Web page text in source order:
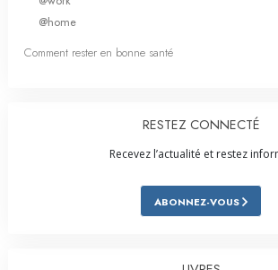
@home
Comment rester en bonne santé
RESTEZ CONNECTÉ
Recevez l’actualité et restez
ABONNEZ-VOUS